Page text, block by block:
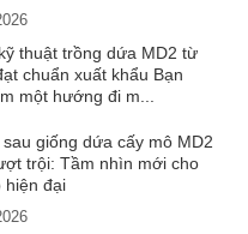
thuật trồng dứa MD2 từ
chuẩn xuất khẩu Bạn
một hướng đi m...
giống dứa cấy mô MD2
trội: Tầm nhìn mới cho
hiện đại